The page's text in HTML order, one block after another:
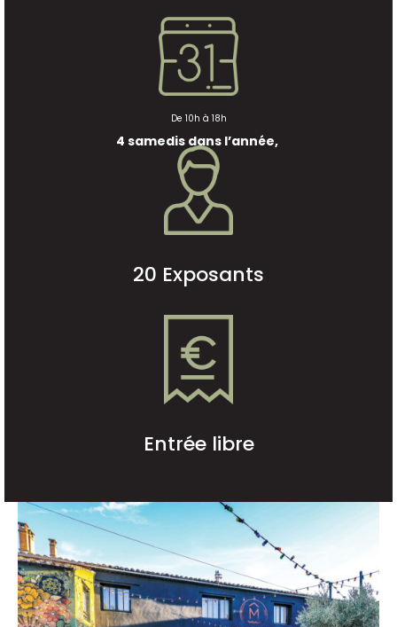
4 samedis dans l’année,
De 10h à 18h
20 Exposants
Entrée libre